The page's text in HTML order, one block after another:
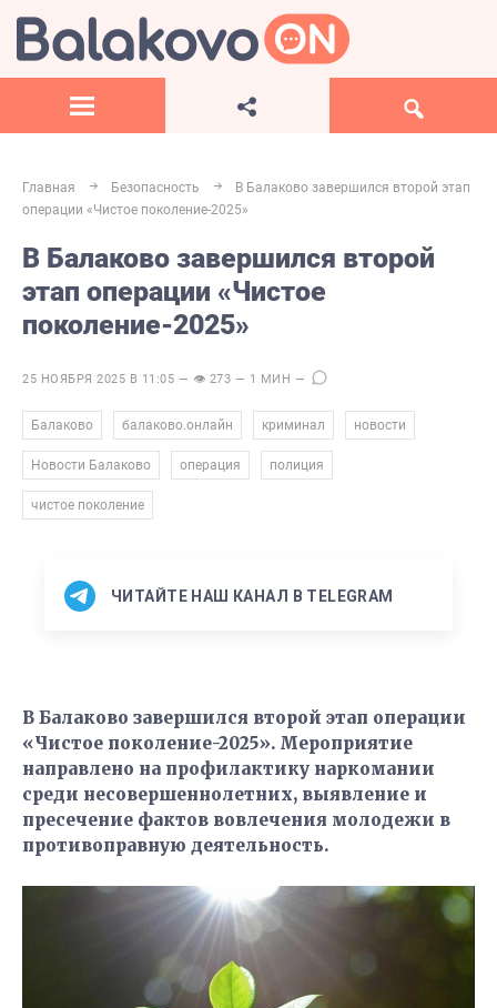
Главная Безопасность
В Балаково завершился второй этап
операции «Чистое поколение-2025»
В Балаково завершился второй
этап операции «Чистое
поколение-2025»
25 НОЯБРЯ 2025 В 11:05 — 👁 273 — 1 МИН —
Балаково балаково.онлайн криминал новости
Новости Балаково операция полиция
чистое поколение
ЧИТАЙТЕ НАШ КАНАЛ В TELEGRAM
В Балаково завершился второй этап операции
«Чистое поколение-2025». Мероприятие
направлено на профилактику наркомании
среди несовершеннолетних, выявление и
пресечение фактов вовлечения молодежи в
противоправную деятельность.